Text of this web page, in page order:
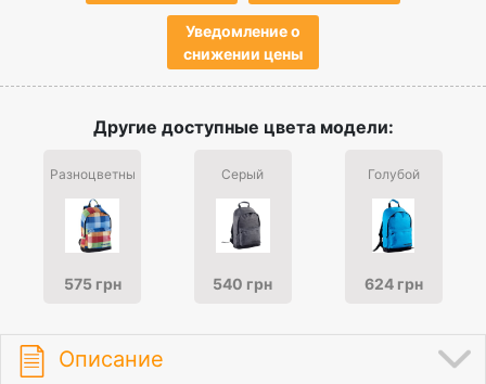
Уведомление о
снижении цены
Другие доступные цвета модели:
Разноцветный
575 грн
Серый
540 грн
Голубой
624 грн
Описание